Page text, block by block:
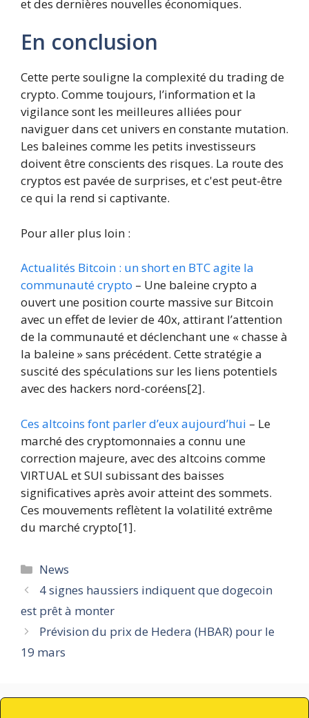
et des dernières nouvelles économiques.
En conclusion
Cette perte souligne la complexité du trading de
crypto. Comme toujours, l’information et la
vigilance sont les meilleures alliées pour
naviguer dans cet univers en constante mutation.
Les baleines comme les petits investisseurs
doivent être conscients des risques. La route des
cryptos est pavée de surprises, et c'est peut-être
ce qui la rend si captivante.
Pour aller plus loin :
Actualités Bitcoin : un short en BTC agite la
communauté crypto – Une baleine crypto a
ouvert une position courte massive sur Bitcoin
avec un effet de levier de 40x, attirant l’attention
de la communauté et déclenchant une « chasse à
la baleine » sans précédent. Cette stratégie a
suscité des spéculations sur les liens potentiels
avec des hackers nord-coréens[2].
Ces altcoins font parler d’eux aujourd’hui – Le
marché des cryptomonnaies a connu une
correction majeure, avec des altcoins comme
VIRTUAL et SUI subissant des baisses
significatives après avoir atteint des sommets.
Ces mouvements reflètent la volatilité extrême
du marché crypto[1].
Catégories
News
4 signes haussiers indiquent que dogecoin
est prêt à monter
Prévision du prix de Hedera (HBAR) pour le
19 mars